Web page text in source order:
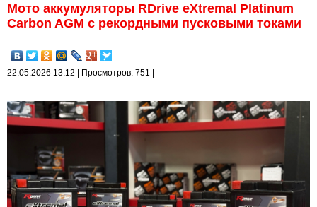
Мото аккумуляторы RDrive eXtremal Platinum
Carbon AGM с рекордными пусковыми токами
22.05.2026 13:12 | Просмотров: 751 |